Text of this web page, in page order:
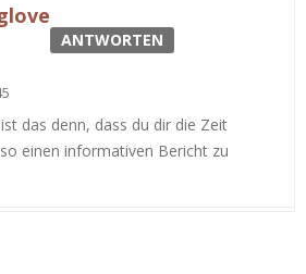
ANTWORTEN
das denn, dass du dir die Zeit
einen informativen Bericht zu